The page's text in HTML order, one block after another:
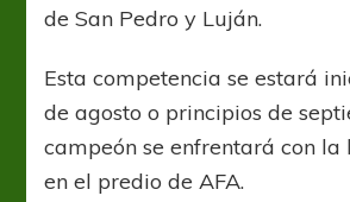
de San Pedro y Luján.
Esta competencia se estará
de agosto o principios de
campeón se enfrentará con la
en el predio de AFA.